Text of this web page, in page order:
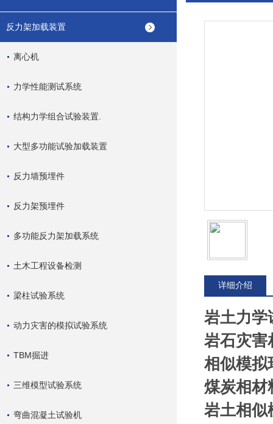
反力架加载装置
离心机
力学性能测试系统
结构力学组合试验装置.
大型多功能试验加载装置
反力墙预埋件
反力架预埋件
多功能反力架加载系统
土木工程设备检测
梁柱试验系统
动力灾害的模拟试验系统
TBM掘进
三维模型试验系统
弯曲混凝土试验机
详细介绍
岩土力学
岩石灾害
相似模拟
煤炭相材
岩土相似